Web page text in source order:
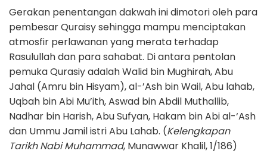
Gerakan penentangan dakwah ini dimotori oleh para
pembesar Quraisy sehingga mampu menciptakan
atmosfir perlawanan yang merata terhadap
Rasulullah dan para sahabat. Di antara pentolan
pemuka Qurasiy adalah Walid bin Mughirah, Abu
Jahal (Amru bin Hisyam), al-’Ash bin Wail, Abu lahab,
Uqbah bin Abi Mu’ith, Aswad bin Abdil Muthallib,
Nadhar bin Harish, Abu Sufyan, Hakam bin Abi al-‘Ash
dan Ummu Jamil istri Abu Lahab. (Kelengkapan
Tarikh Nabi Muhammad, Munawwar Khalil, 1/186)